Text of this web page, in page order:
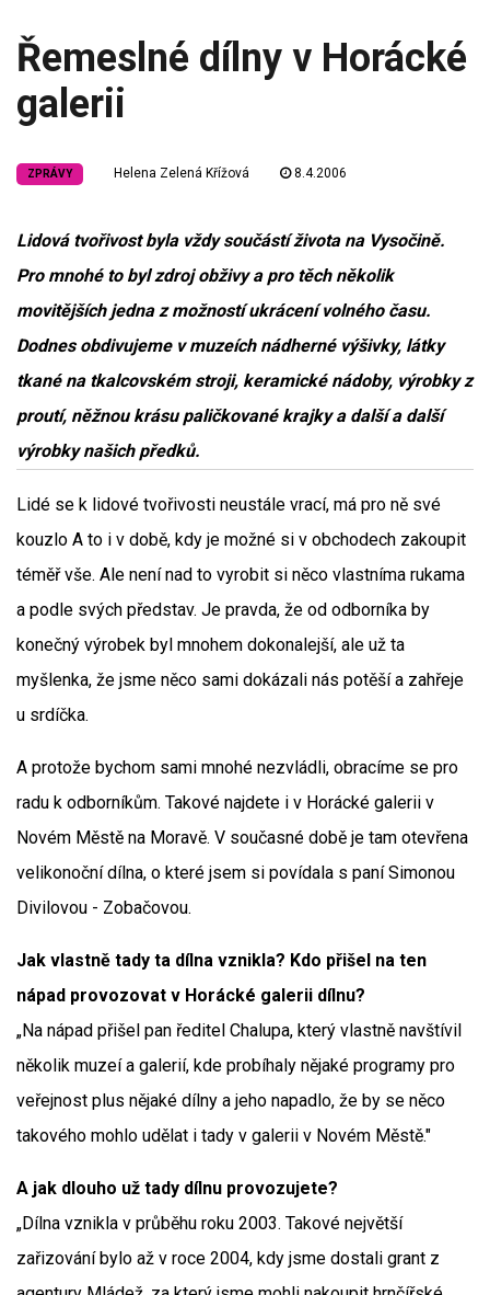
Řemeslné dílny v Horácké
galerii
ZPRÁVY Helena Zelená Křížová 8.4.2006
Lidová tvořivost byla vždy součástí života na Vysočině.
Pro mnohé to byl zdroj obživy a pro těch několik
movitějších jedna z možností ukrácení volného času.
Dodnes obdivujeme v muzeích nádherné výšivky, látky
tkané na tkalcovském stroji, keramické nádoby, výrobky z
proutí, něžnou krásu paličkované krajky a další a další
výrobky našich předků.
Lidé se k lidové tvořivosti neustále vrací, má pro ně své
kouzlo A to i v době, kdy je možné si v obchodech zakoupit
téměř vše. Ale není nad to vyrobit si něco vlastníma rukama
a podle svých představ. Je pravda, že od odborníka by
konečný výrobek byl mnohem dokonalejší, ale už ta
myšlenka, že jsme něco sami dokázali nás potěší a zahřeje
u srdíčka.
A protože bychom sami mnohé nezvládli, obracíme se pro
radu k odborníkům. Takové najdete i v Horácké galerii v
Novém Městě na Moravě. V současné době je tam otevřena
velikonoční dílna, o které jsem si povídala s paní Simonou
Divilovou - Zobačovou.
Jak vlastně tady ta dílna vznikla? Kdo přišel na ten
nápad provozovat v Horácké galerii dílnu?
„Na nápad přišel pan ředitel Chalupa, který vlastně navštívil
několik muzeí a galerií, kde probíhaly nějaké programy pro
veřejnost plus nějaké dílny a jeho napadlo, že by se něco
takového mohlo udělat i tady v galerii v Novém Městě."
A jak dlouho už tady dílnu provozujete?
„Dílna vznikla v průběhu roku 2003. Takové největší
zařizování bylo až v roce 2004, kdy jsme dostali grant z